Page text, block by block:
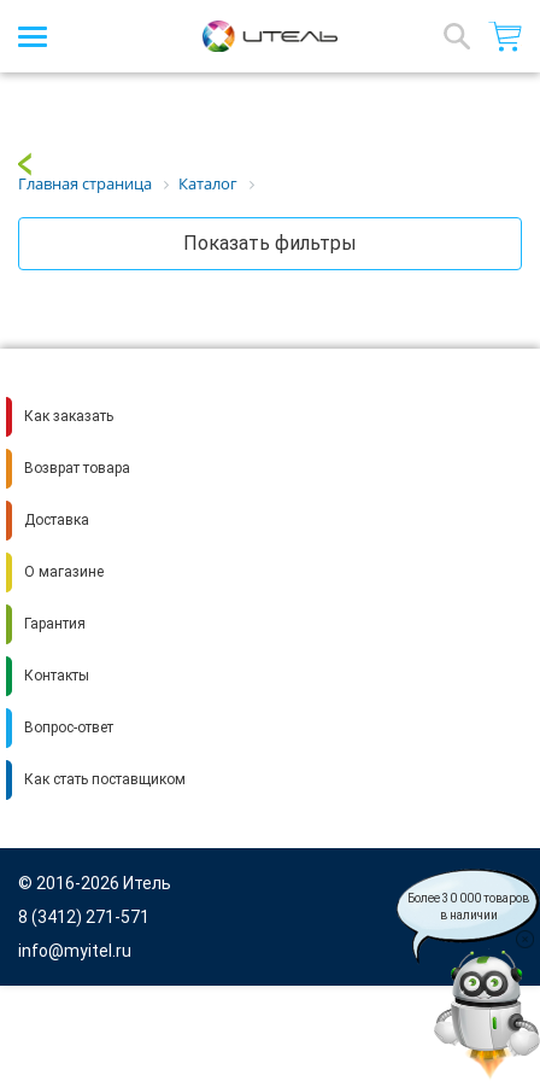
Более 30 000 товаров
в наличии
Array
Главная страница Каталог
Показать фильтры
Как заказать
Возврат товара
Доставка
О магазине
Гарантия
Контакты
Вопрос-ответ
Как стать поставщиком
© 2016-2026 Итель
8 (3412) 271-571
info@myitel.ru